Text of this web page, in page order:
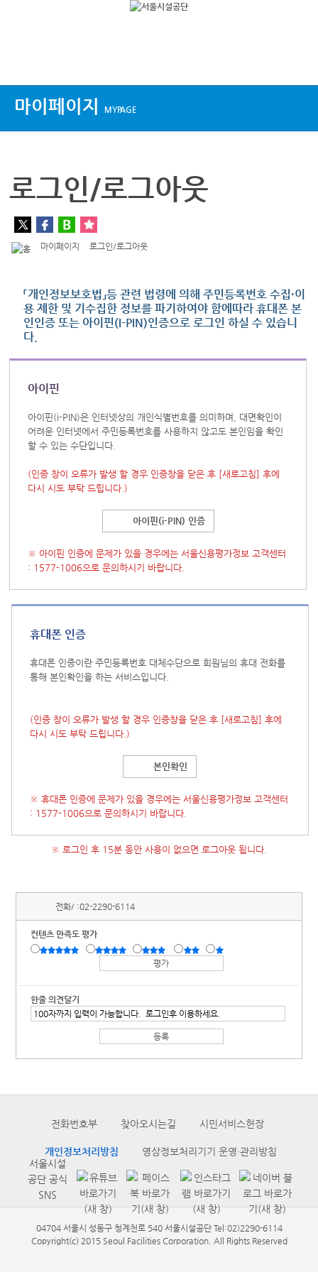
마이페이지 MYPAGE
로그인/로그아웃
마이페이지 로그인/로그아웃
「개인정보보호법」등 관련 법령에 의해 주민등록번호 수집·이
용 제한 및 기수집한 정보를 파기하여야 함에따라 휴대폰 본
인인증 또는 아이핀(I-PIN)인증으로 로그인 하실 수 있습니
다.
아이핀
아이핀(i-PIN)은 인터넷상의 개인식별번호를 의미하며, 대면확인이
어려운 인터넷에서 주민등록번호를 사용하지 않고도 본인임을 확인
할 수 있는 수단입니다.
(인증 창이 오류가 발생 할 경우 인증창을 닫은 후 [새로고침] 후에
다시 시도 부탁 드립니다.)
아이핀(i-PIN) 인증
※ 아이핀 인증에 문제가 있을 경우에는 서울신용평가정보 고객센터
: 1577-1006으로 문의하시기 바랍니다.
휴대폰 인증
휴대폰 인증이란 주민등록번호 대체수단으로 회원님의 휴대 전화를
통해 본인확인을 하는 서비스입니다.
(인증 창이 오류가 발생 할 경우 인증창을 닫은 후 [새로고침] 후에
다시 시도 부탁 드립니다.)
본인확인
※ 휴대폰 인증에 문제가 있을 경우에는 서울신용평가정보 고객센터
: 1577-1006으로 문의하시기 바랍니다.
※ 로그인 후 15분 동안 사용이 없으면 로그아웃 됩니다.
전화/ :02-2290-6114
컨텐츠 만족도 평가
한줄 의견달기
전화번호부 찾아오시는길 시민서비스헌장
개인정보처리방침
영상정보처리기기 운영·관리방침
서울시설
공단 공식
SNS
04704 서울시 성동구 청계천로 540 서울시설공단 Tel:02)2290-6114
Copyright(c) 2015 Seoul Facilities Corporation. All Rights Reserved